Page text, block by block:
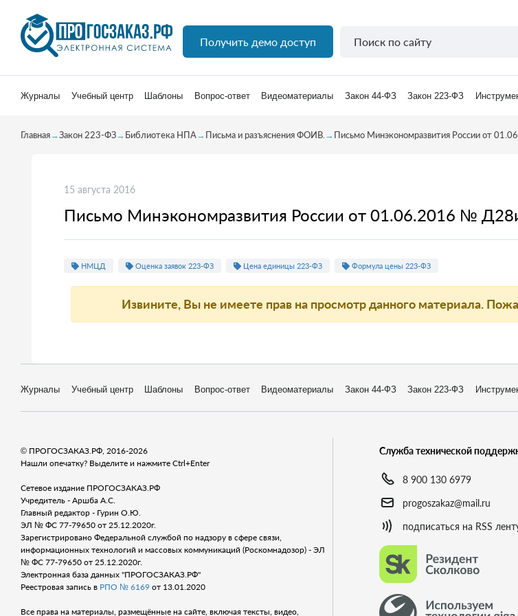
Получить демо доступ
Журналы Учебный центр Шаблоны Вопрос-ответ Видеоматериалы Закон 44-ФЗ Закон 223-ФЗ
Главная→Закон 223-ФЗ→Библиотека НПА→Письма и разъяснения ФОИВ. →Письмо Минэкономразвития России от
15 августа 2016
Письмо Минэкономразвития России от 01.06.2016 №
НМЦД Оценка заявок 223-ФЗ Цена единицы 223-ФЗ Формула цены 223-ФЗ
Извините, Вы не имеете прав на просмотр данного материала.
Журналы Учебный центр Шаблоны Вопрос-ответ Видеоматериалы Закон 44-ФЗ Закон 223-ФЗ
© ПРОГОСЗАКАЗ.РФ, 2016-2026
Нашли опечатку? Выделите и нажмите Ctrl+Enter
Сетевое издание ПРОГОСЗАКАЗ.РФ
Учредитель - Аршба А.С.
Главный редактор - Гурин О.Ю.
ЭЛ № ФС 77-79650 от 25.12.2020г.
Зарегистрировано Федеральной службой по надзору в сфере связи,
информационных технологий и массовых коммуникаций (Роскомнадозор) - ЭЛ
№ ФС 77-79650 от 25.12.2020г.
Электронная база данных "ПРОГОСЗАКАЗ.РФ"
Реестровая запись в РПО № 6169 от 13.01.2020
Все права на материалы, размещённые на сайте, включая тексты, видео,
Служба технической
8 900 130 6979
progoszakaz@mail.ru
подписаться на RSS